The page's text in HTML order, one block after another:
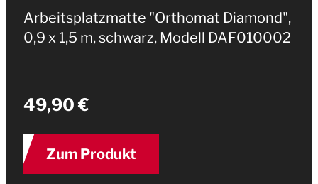
Arbeitsplatzmatte "Orthomat Diamond",
0,9 x 1,5 m, schwarz, Modell DAF010002
49,90 €
Zum Produkt